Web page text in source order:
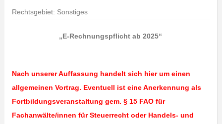
Rechtsgebiet: Sonstiges
„E-Rechnungspflicht ab 2025“
Nach unserer Auffassung handelt sich hier um einen
allgemeinen Vortrag. Eventuell ist eine Anerkennung als
Fortbildungsveranstaltung gem. § 15 FAO für
Fachanwälte/innen für Steuerrecht oder Handels- und